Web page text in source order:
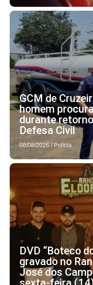
GCM de
homem
durante
Defesa Civil
08/08/2026 / Polícia
DVD “Boteco
gravado no
José dos